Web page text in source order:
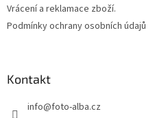
Vrácení a reklamace zboží.
Podmínky ochrany osobních údajů
Kontakt
info@foto-alba.cz